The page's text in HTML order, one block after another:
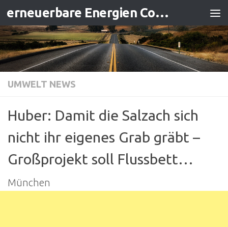
Zum Inhalt springen erneuerbare Energien Contracting
UMWELT NEWS
Huber: Damit die Salzach sich
nicht ihr eigenes Grab gräbt –
Großprojekt soll Flussbett…
München